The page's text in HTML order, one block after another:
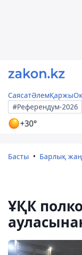
СаясатӘлемҚаржы
#Референдум-2026
+30°
Басты Барлық
ҰҚК